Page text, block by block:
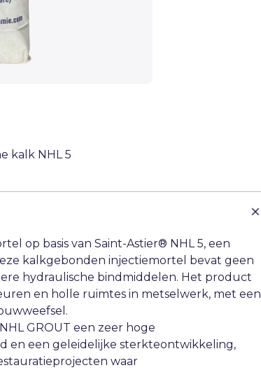
kalk NHL 5
op basis van Saint-Astier® NHL 5, een
kalkgebonden injectiemortel bevat geen
hydraulische bindmiddelen. Het product
en holle ruimtes in metselwerk, met een
GROUT een zeer hoge
en een geleidelijke sterkteontwikkeling,
waar